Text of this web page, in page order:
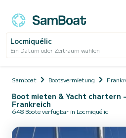
Locmiquélic
Ein Datum oder Zeitraum wählen
Samboat Bootsvermietung
Boot mieten & Yacht chartern
Frankreich
648 Boote verfügbar in Locmiquélic